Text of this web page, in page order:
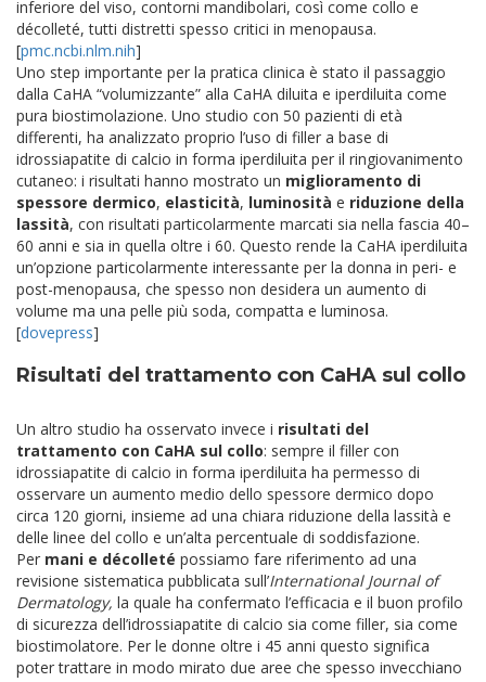
inferiore del viso, contorni mandibolari, così come collo e
décolleté, tutti distretti spesso critici in menopausa.
[pmc.ncbi.nlm.nih]​
Uno step importante per la pratica clinica è stato il passaggio
dalla CaHA “volumizzante” alla CaHA diluita e iperdiluita come
pura biostimolazione. Uno studio con 50 pazienti di età
differenti, ha analizzato proprio l’uso di filler a base di
idrossiapatite di calcio in forma iperdiluita per il ringiovanimento
cutaneo: i risultati hanno mostrato un miglioramento di
spessore dermico, elasticità, luminosità e riduzione della
lassità, con risultati particolarmente marcati sia nella fascia 40–
60 anni e sia in quella oltre i 60. Questo rende la CaHA iperdiluita
un’opzione particolarmente interessante per la donna in peri- e
post-menopausa, che spesso non desidera un aumento di
volume ma una pelle più soda, compatta e luminosa.
[dovepress]​
Risultati del trattamento con CaHA sul collo
Un altro studio ha osservato invece i risultati del
trattamento con CaHA sul collo: sempre il filler con
idrossiapatite di calcio in forma iperdiluita ha permesso di
osservare un aumento medio dello spessore dermico dopo
circa 120 giorni, insieme ad una chiara riduzione della lassità e
delle linee del collo e un’alta percentuale di soddisfazione.
Per mani e décolleté possiamo fare riferimento ad una
revisione sistematica pubblicata sull’International Journal of
Dermatology, la quale ha confermato l’efficacia e il buon profilo
di sicurezza dell’idrossiapatite di calcio sia come filler, sia come
biostimolatore. Per le donne oltre i 45 anni questo significa
poter trattare in modo mirato due aree che spesso invecchiano